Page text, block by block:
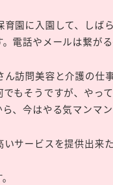
園に入園して、しば
電話やメールは繋が
訪問美容と介護の仕
もそうですが、やっ
、今はやる気マンマン
サービスを提供出来た